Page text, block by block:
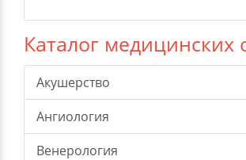
Каталог медицинских
Акушерство
Ангиология
Венерология